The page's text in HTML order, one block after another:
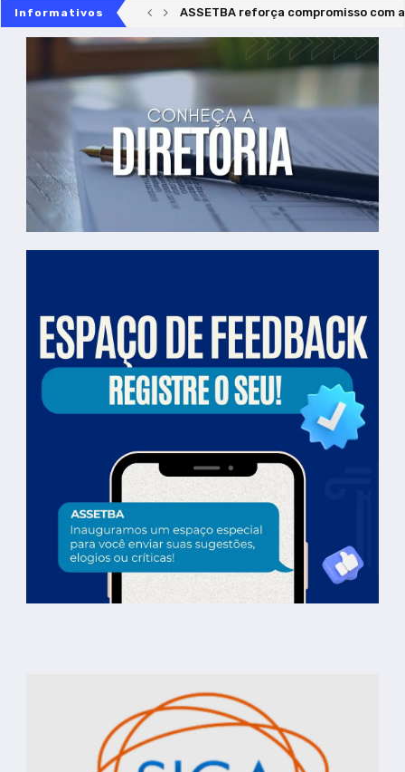
Informativos ASSETBA INFORMA: